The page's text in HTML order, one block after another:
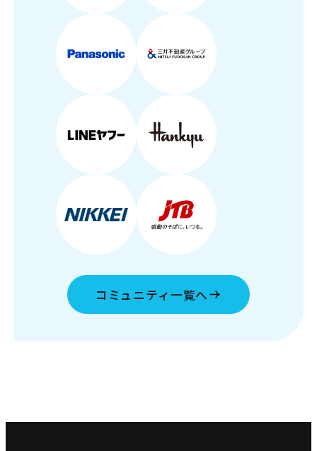
コミュニティ一覧へ